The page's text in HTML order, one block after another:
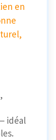
en
idéal